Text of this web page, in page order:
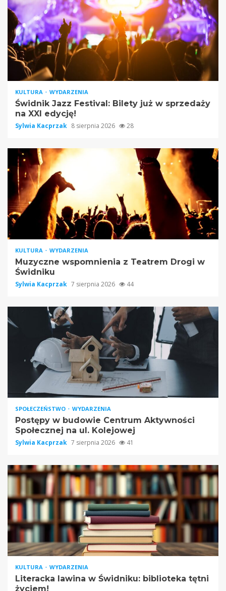
KULTURA WYDARZENIA
Świdnik Jazz Festival: Bilety już w sprzedaży
na XXI edycję!
Sylwia Kacprzak 8 sierpnia 2026 28
KULTURA WYDARZENIA
Muzyczne wspomnienia z Teatrem Drogi w
Świdniku
Sylwia Kacprzak 7 sierpnia 2026 44
SPOŁECZEŃSTWO WYDARZENIA
Postępy w budowie Centrum Aktywności
Społecznej na ul. Kolejowej
Sylwia Kacprzak 7 sierpnia 2026 41
KULTURA WYDARZENIA
Literacka lawina w Świdniku: biblioteka tętni
życiem!